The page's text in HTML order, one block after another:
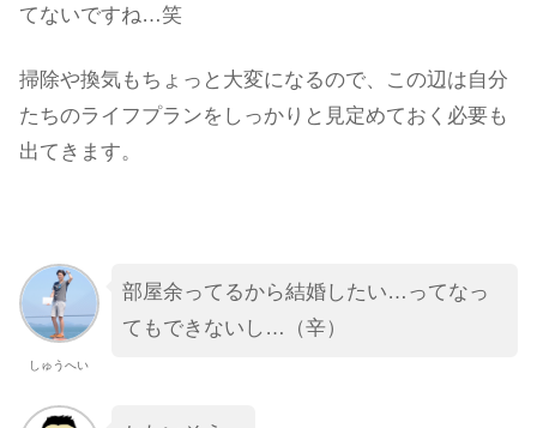
てないですね…笑
掃除や換気もちょっと大変になるので、この辺は自分
たちのライフプランをしっかりと見定めておく必要も
出てきます。
しゅうへい
部屋余ってるから結婚したい…ってなっ
てもできないし…（辛）